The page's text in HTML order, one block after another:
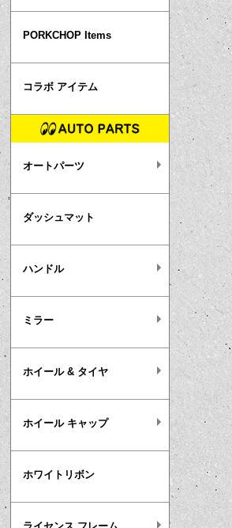
PORKCHOP Items
コラボ アイテム
オートパーツ
ダッシュマット
ハンドル
ミラー
ホイール & タイヤ
ホイール キャップ
ホワイトリボン